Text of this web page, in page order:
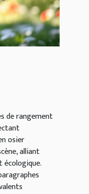
de rangement
osier
alliant